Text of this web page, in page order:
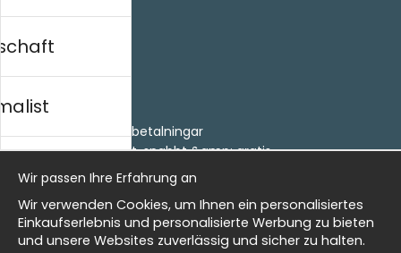
Einkaufen
Villkor
- Returer och återbetalningar
- Leverans - enkelt, snabbt &amp; gratis
Om cookies
Meine Favoriten
Information
history
Wir passen Ihre Erfahrung an
Wir verwenden Cookies, um Ihnen ein personalisiertes
Einkaufserlebnis und personalisierte Werbung zu bieten
und unsere Websites zuverlässig und sicher zu halten.